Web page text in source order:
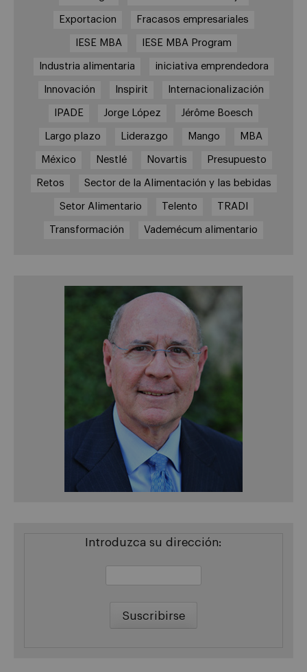
Exportacion Fracasos empresariales
IESE MBA IESE MBA Program
Industria alimentaria iniciativa emprendedora
Innovación Inspirit Internacionalización
IPADE Jorge López Jérôme Boesch
Largo plazo Liderazgo Mango MBA
México Nestlé Novartis Presupuesto
Retos Sector de la Alimentación y las bebidas
Setor Alimentario Telento TRADI
Transformación Vademécum alimentario
Introduzca su dirección: